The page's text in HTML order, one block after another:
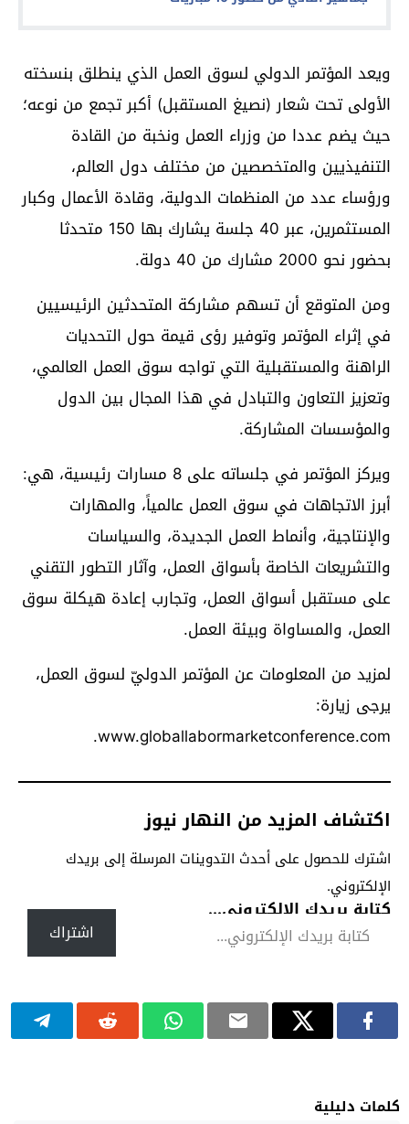
ويعد المؤتمر الدولي لسوق العمل الذي ينطلق بنسخته
الأولى تحت شعار (نصيغ المستقبل) أكبر تجمع من نوعه؛
حيث يضم عددا من وزراء العمل ونخبة من القادة
التنفيذيين والمتخصصين من مختلف دول العالم،
ورؤساء عدد من المنظمات الدولية، وقادة الأعمال وكبار
المستثمرين، عبر 40 جلسة يشارك بها 150 متحدثا
بحضور نحو 2000 مشارك من 40 دولة.
ومن المتوقع أن تسهم مشاركة المتحدثين الرئيسيين
في إثراء المؤتمر وتوفير رؤى قيمة حول التحديات
الراهنة والمستقبلية التي تواجه سوق العمل العالمي،
وتعزيز التعاون والتبادل في هذا المجال بين الدول
والمؤسسات المشاركة.
ويركز المؤتمر في جلساته على 8 مسارات رئيسية، هي:
أبرز الاتجاهات في سوق العمل عالمياً، والمهارات
والإنتاجية، وأنماط العمل الجديدة، والسياسات
والتشريعات الخاصة بأسواق العمل، وآثار التطور التقني
على مستقبل أسواق العمل، وتجارب إعادة هيكلة سوق
العمل، والمساواة وبيئة العمل.
لمزيد من المعلومات عن المؤتمر الدوليّ لسوق العمل،
يرجى زيارة:
www.globallabormarketconference.com.
اكتشاف المزيد من النهار نيوز
اشترك للحصول على أحدث التدوينات المرسلة إلى بريدك
الإلكتروني.
كتابة بريدك الإلكتروني...
اشتراك
كلمات دليلية